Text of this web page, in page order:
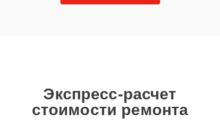
Экспресс-расчет
стоимости ремонта